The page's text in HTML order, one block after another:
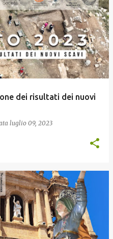
dei risultati dei nuovi
luglio 09, 2023